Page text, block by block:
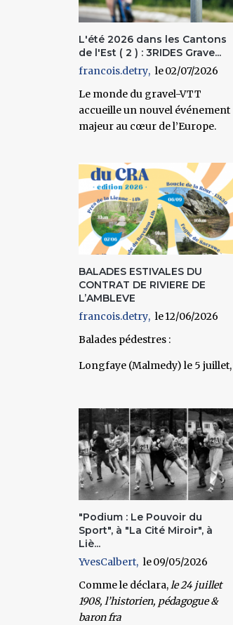
L'été 2026 dans les Cantons
de l'Est ( 2 ) : 3RIDES Grave...
francois.detry
02/07/2026
Le monde du gravel-VTT
accueille un nouvel événement
majeur au cœur de l’Europe.
BALADES ESTIVALES DU
CONTRAT DE RIVIERE DE
L’AMBLEVE
francois.detry
12/06/2026
Balades pédestres :
Longfaye (Malmedy) le 5 juillet,
"Podium : Le Pouvoir du
Sport", à "La Cité Miroir", à
Liè...
YvesCalbert
09/05/2026
Comme le déclara,le24 juillet
1908, l’historien, pédagogue &
baron fra